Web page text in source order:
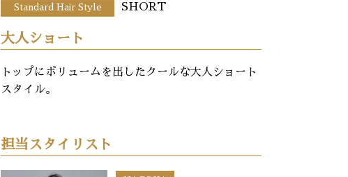
Standard Hair Style SHORT
大人ショート
トップにボリュームを出したクールな大人ショート
スタイル。
担当スタイリスト